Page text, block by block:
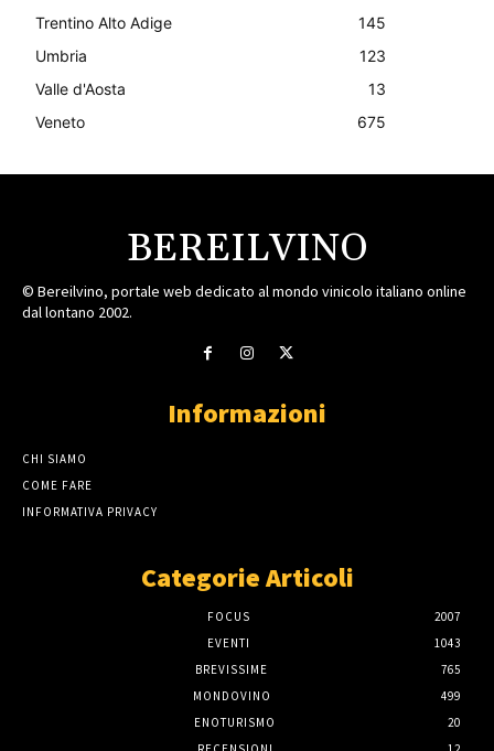
Trentino Alto Adige
145
Umbria
123
Valle d'Aosta
13
Veneto
675
BEREILVINO
© Bereilvino, portale web dedicato al mondo vinicolo italiano online
dal lontano 2002.
Informazioni
CHI SIAMO
COME FARE
INFORMATIVA PRIVACY
Categorie Articoli
FOCUS
2007
EVENTI
1043
BREVISSIME
765
MONDOVINO
499
ENOTURISMO
20